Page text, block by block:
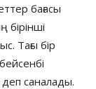
бағасы
бірінші
Тағы бір
саналады.